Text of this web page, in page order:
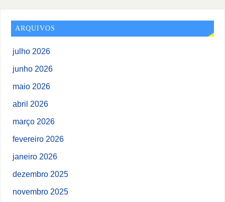
ARQUIVOS
julho 2026
junho 2026
maio 2026
abril 2026
março 2026
fevereiro 2026
janeiro 2026
dezembro 2025
novembro 2025